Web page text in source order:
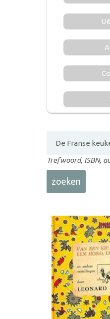
Trefwoord, ISBN,